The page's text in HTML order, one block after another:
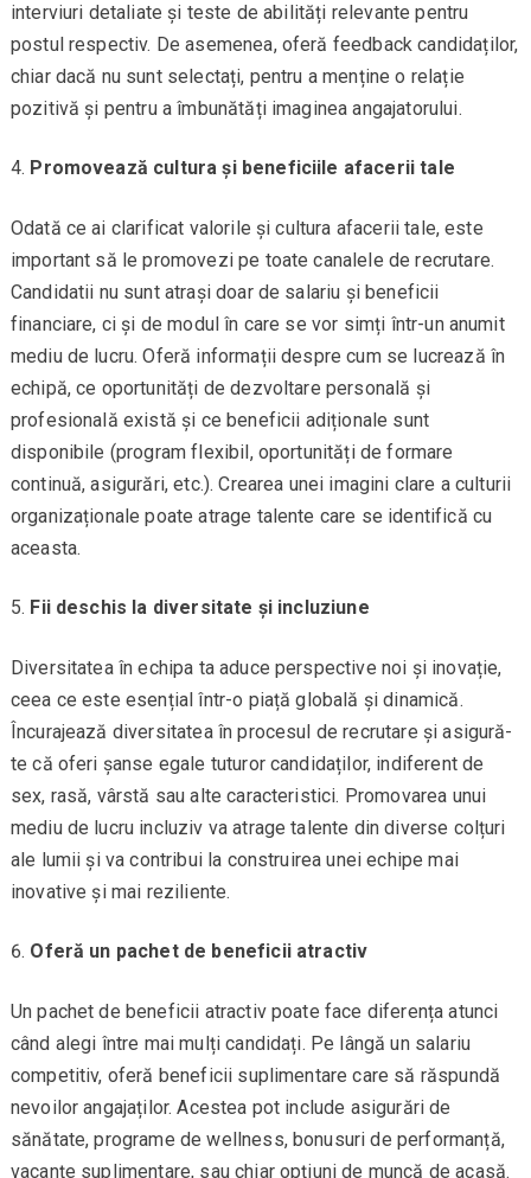
interviuri detaliate și teste de abilități relevante pentru
postul respectiv. De asemenea, oferă feedback candidaților,
chiar dacă nu sunt selectați, pentru a menține o relație
pozitivă și pentru a îmbunătăți imaginea angajatorului.
Promovează cultura și beneficiile afacerii tale
Odată ce ai clarificat valorile și cultura afacerii tale, este
important să le promovezi pe toate canalele de recrutare.
Candidatii nu sunt atrași doar de salariu și beneficii
financiare, ci și de modul în care se vor simți într-un anumit
mediu de lucru. Oferă informații despre cum se lucrează în
echipă, ce oportunități de dezvoltare personală și
profesională există și ce beneficii adiționale sunt
disponibile (program flexibil, oportunități de formare
continuă, asigurări, etc.). Crearea unei imagini clare a culturii
organizaționale poate atrage talente care se identifică cu
aceasta.
Fii deschis la diversitate și incluziune
Diversitatea în echipa ta aduce perspective noi și inovație,
ceea ce este esențial într-o piață globală și dinamică.
Încurajează diversitatea în procesul de recrutare și asigură-
te că oferi șanse egale tuturor candidaților, indiferent de
sex, rasă, vârstă sau alte caracteristici. Promovarea unui
mediu de lucru incluziv va atrage talente din diverse colțuri
ale lumii și va contribui la construirea unei echipe mai
inovative și mai reziliente.
Oferă un pachet de beneficii atractiv
Un pachet de beneficii atractiv poate face diferența atunci
când alegi între mai mulți candidați. Pe lângă un salariu
competitiv, oferă beneficii suplimentare care să răspundă
nevoilor angajaților. Acestea pot include asigurări de
sănătate, programe de wellness, bonusuri de performanță,
vacanțe suplimentare, sau chiar opțiuni de muncă de acasă.